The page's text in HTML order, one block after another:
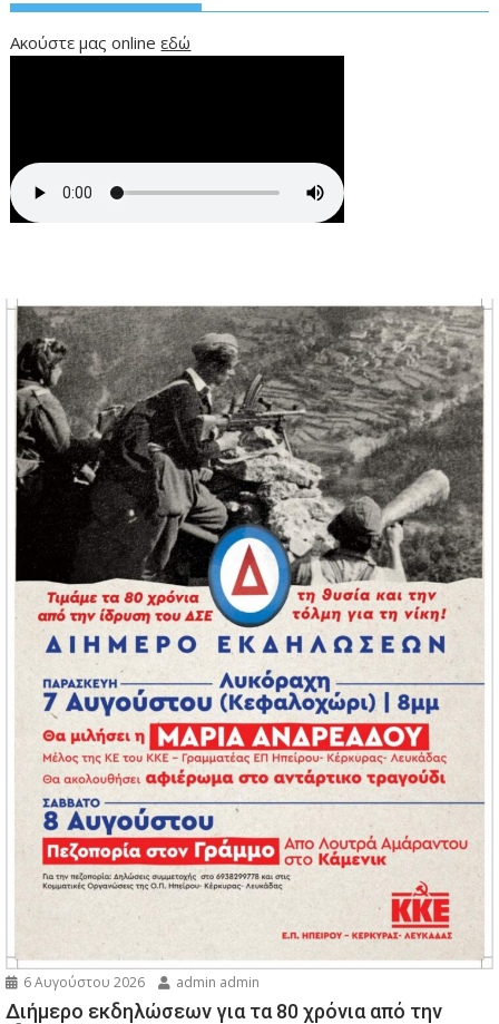
Ακούστε μας onlineεδώ
6 Αυγούστου 2026 admin admin
Διήμερο εκδηλώσεων για τα 80 χρόνια από την